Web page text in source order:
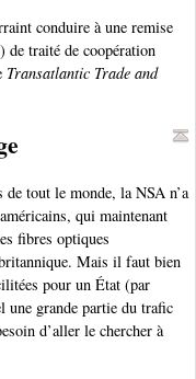
conduire à une remise
de traité de coopération
Transatlantic Trade and
tout le monde, la NSA n’a
qui maintenant
fibres optiques
Mais il faut bien
pour un État (par
une grande partie du trafic
d’aller le chercher à